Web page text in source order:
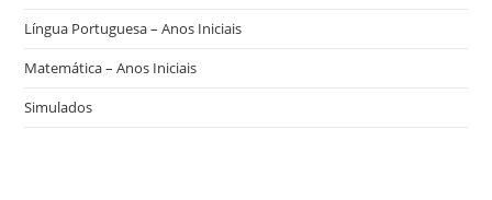
Língua Portuguesa – Anos Iniciais
Matemática – Anos Iniciais
Simulados